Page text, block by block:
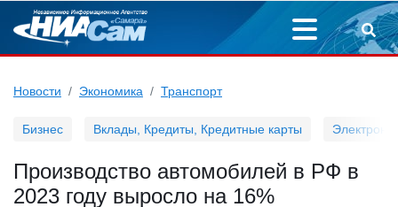
Новости Экономика Транспорт
Бизнес Вклады, Кредиты, Кредитные карты
Производство автомобилей в РФ в
2023 году выросло на 16%